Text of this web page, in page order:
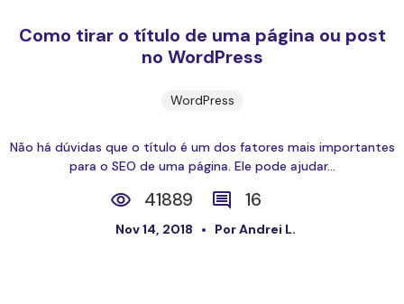
Como tirar o título de uma página ou post
no WordPress
WordPress
Não há dúvidas que o título é um dos fatores mais importantes
para o SEO de uma página. Ele pode ajudar...
41889 16
Nov 14, 2018 Por Andrei L.